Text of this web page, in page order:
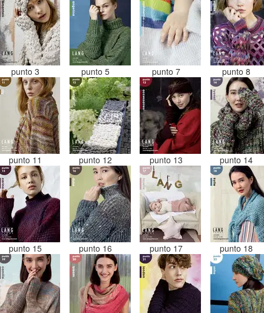
punto 3 punto 5 punto 7 punto 8
punto 11 punto 12 punto 13 punto 14
punto 15 punto 16 punto 17 punto 18